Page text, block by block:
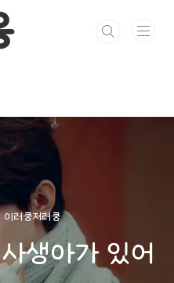
이러쿵저러쿵
생아가 있어